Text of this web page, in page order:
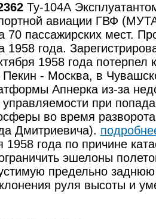
Ту-104А
авиации ГВФ
пассажирских мест.
1958 года.
1958 года потерпел
Пекин - Москва, в
Апнерка из-за
управляемости при
во время
Дмитриевича).
1958 года по причине
эшелоны
предельно заднюю
руля высоты и